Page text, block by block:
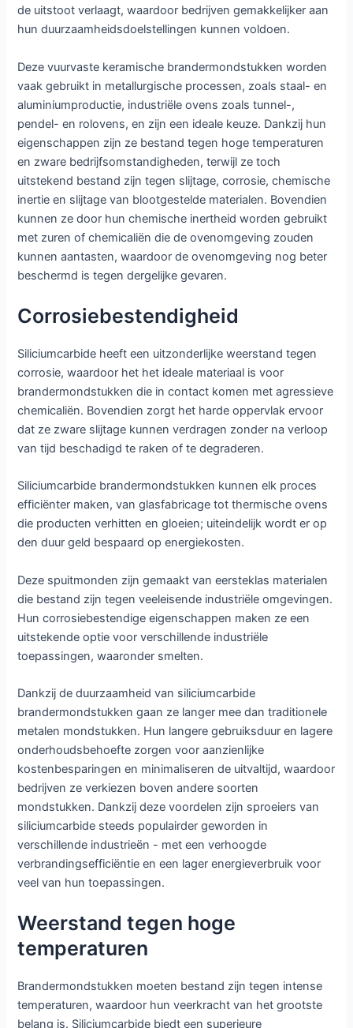
de uitstoot verlaagt, waardoor bedrijven gemakkelijker aan
hun duurzaamheidsdoelstellingen kunnen voldoen.
Deze vuurvaste keramische brandermondstukken worden
vaak gebruikt in metallurgische processen, zoals staal- en
aluminiumproductie, industriële ovens zoals tunnel-,
pendel- en rolovens, en zijn een ideale keuze. Dankzij hun
eigenschappen zijn ze bestand tegen hoge temperaturen
en zware bedrijfsomstandigheden, terwijl ze toch
uitstekend bestand zijn tegen slijtage, corrosie, chemische
inertie en slijtage van blootgestelde materialen. Bovendien
kunnen ze door hun chemische inertheid worden gebruikt
met zuren of chemicaliën die de ovenomgeving zouden
kunnen aantasten, waardoor de ovenomgeving nog beter
beschermd is tegen dergelijke gevaren.
Corrosiebestendigheid
Siliciumcarbide heeft een uitzonderlijke weerstand tegen
corrosie, waardoor het het ideale materiaal is voor
brandermondstukken die in contact komen met agressieve
chemicaliën. Bovendien zorgt het harde oppervlak ervoor
dat ze zware slijtage kunnen verdragen zonder na verloop
van tijd beschadigd te raken of te degraderen.
Siliciumcarbide brandermondstukken kunnen elk proces
efficiënter maken, van glasfabricage tot thermische ovens
die producten verhitten en gloeien; uiteindelijk wordt er op
den duur geld bespaard op energiekosten.
Deze spuitmonden zijn gemaakt van eersteklas materialen
die bestand zijn tegen veeleisende industriële omgevingen.
Hun corrosiebestendige eigenschappen maken ze een
uitstekende optie voor verschillende industriële
toepassingen, waaronder smelten.
Dankzij de duurzaamheid van siliciumcarbide
brandermondstukken gaan ze langer mee dan traditionele
metalen mondstukken. Hun langere gebruiksduur en lagere
onderhoudsbehoefte zorgen voor aanzienlijke
kostenbesparingen en minimaliseren de uitvaltijd, waardoor
bedrijven ze verkiezen boven andere soorten
mondstukken. Dankzij deze voordelen zijn sproeiers van
siliciumcarbide steeds populairder geworden in
verschillende industrieën - met een verhoogde
verbrandingsefficiëntie en een lager energieverbruik voor
veel van hun toepassingen.
Weerstand tegen hoge
temperaturen
Brandermondstukken moeten bestand zijn tegen intense
temperaturen, waardoor hun veerkracht van het grootste
belang is. Siliciumcarbide biedt een superieure